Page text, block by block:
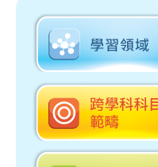
中國語文教育
英國語文教育
數學教育
科學教育
小學人文科